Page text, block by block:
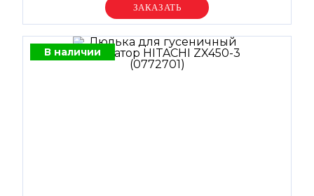
Уточняйте цену
В наличии